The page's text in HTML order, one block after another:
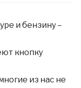
и бензину –
кнопку
из нас не